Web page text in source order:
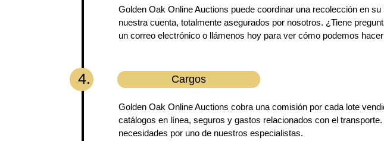
Golden Oak Online Auctions puede coordinar una recolección en
nuestra cuenta, totalmente asegurados por nosotros. ¿Tiene
un correo electrónico o llámenos hoy para ver cómo podemos
4. Cargos
Golden Oak Online Auctions cobra una comisión por cada lote
catálogos en línea, seguros y gastos relacionados con el
necesidades por uno de nuestros especialistas.